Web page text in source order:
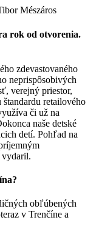
Mészáros
rok od otvorenia.
zdevastovaného
neprispôsobivých
verejný priestor,
retailového
či už na
naše detské
detí. Pohľad na
obľúbených
v Trenčíne a